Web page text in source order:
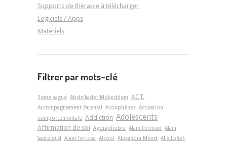
Supports de thérapie à télécharger
Logiciels / Apps
Matériels
Filtrer par mots-clé
3ème vague Abdelkader Mokeddem ACT.
Accompagnement Parental Acouphènes Activation
comportementale Addiction Adolescents
Affirmation de soi Agoraphobie Alain Perroud Alain
Sauteraud Alain Tortosa Alcool Alexandra Meert Alix Lefief-